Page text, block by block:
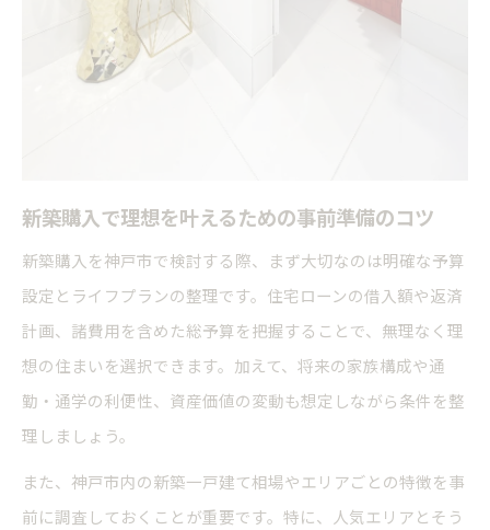
新築購入で理想を叶えるための事前準備のコツ
新築購入を神戸市で検討する際、まず大切なのは明確な予算
設定とライフプランの整理です。住宅ローンの借入額や返済
計画、諸費用を含めた総予算を把握することで、無理なく理
想の住まいを選択できます。加えて、将来の家族構成や通
勤・通学の利便性、資産価値の変動も想定しながら条件を整
理しましょう。
また、神戸市内の新築一戸建て相場やエリアごとの特徴を事
前に調査しておくことが重要です。特に、人気エリアとそう